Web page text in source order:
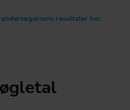
resultater her.